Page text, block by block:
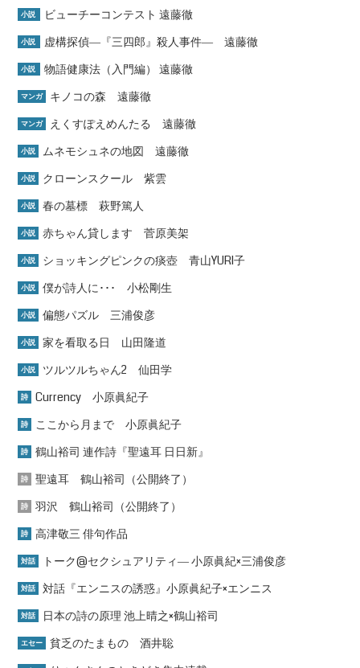
小説 ビューチーコンテスト 遠藤徹
小説 虚構探偵―『三四郎』殺人事件― 遠藤徹
小説 物語健康法（入門編） 遠藤徹
マンガ キノコの森 遠藤徹
マンガ えくすぽえめんたる 遠藤徹
小説 ムネモシュネの地図 遠藤徹
小説 クローンスクール 紫雲
小説 春の墓標 萩野篤人
小説 赤ちゃん貸します 菅原美架
小説 ショッキングピンクの痰壺 青山YURI子
小説 僕が詩人に･･･ 小松剛生
小説 偏態パズル 三浦俊彦
小説 家を看取る日 山田隆道
小説 ツルツルちゃん2 仙田学
詩 Currency 小原眞紀子
詩 ここから月まで 小原眞紀子
詩 鶴山裕司 連作詩『聖遠耳 日日新』
詩 聖遠耳 鶴山裕司（公開終了）
詩 羽沢 鶴山裕司（公開終了）
詩 高津敬三 俳句作品
対話 トーク@セクシュアリティ― 小原眞紀×三浦俊彦
対話 対話『エンニスの誘惑』小原眞紀子×エンニス
対話 日本の詩の原理 池上晴之×鶴山裕司
エセー 貧乏のたまもの 酒井聡